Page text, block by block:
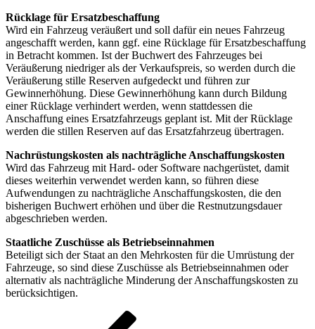
Rücklage für Ersatzbeschaffung
Wird ein Fahrzeug veräußert und soll dafür ein neues Fahrzeug
angeschafft werden, kann ggf. eine Rücklage für Ersatzbeschaffung
in Betracht kommen. Ist der Buchwert des Fahrzeuges bei
Veräußerung niedriger als der Verkaufspreis, so werden durch die
Veräußerung stille Reserven aufgedeckt und führen zur
Gewinnerhöhung. Diese Gewinnerhöhung kann durch Bildung
einer Rücklage verhindert werden, wenn stattdessen die
Anschaffung eines Ersatzfahrzeugs geplant ist. Mit der Rücklage
werden die stillen Reserven auf das Ersatzfahrzeug übertragen.
Nachrüstungskosten als nachträgliche Anschaffungskosten
Wird das Fahrzeug mit Hard- oder Software nachgerüstet, damit
dieses weiterhin verwendet werden kann, so führen diese
Aufwendungen zu nachträgliche Anschaffungskosten, die den
bisherigen Buchwert erhöhen und über die Restnutzungsdauer
abgeschrieben werden.
Staatliche Zuschüsse als Betriebseinnahmen
Beteiligt sich der Staat an den Mehrkosten für die Umrüstung der
Fahrzeuge, so sind diese Zuschüsse als Betriebseinnahmen oder
alternativ als nachträgliche Minderung der Anschaffungskosten zu
berücksichtigen.
Beitragsnavigation